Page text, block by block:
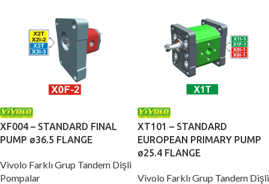
XF004 – STANDARD FINAL
PUMP ø36.5 FLANGE
Vivolo Farklı Grup Tandem Dişli
Pompalar
XT101 – STANDARD
EUROPEAN PRIMARY PUMP
ø25.4 FLANGE
Vivolo Farklı Grup Tandem Dişli